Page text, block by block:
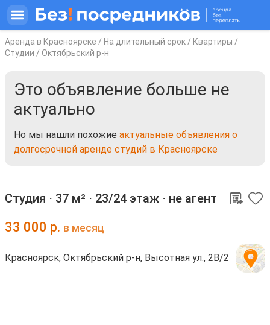
Аренда в Красноярске / На длительный срок / Квартиры /
Студии / Октябрьский р-н
Это объявление больше не
актуально
Но мы нашли похожие актуальные объявления о
долгосрочной аренде студий в Красноярске
Студия ⋅ 37 м² ⋅ 23/24 этаж ⋅ не агент
33 000 р. в месяц
Красноярск, Октябрьский р-н, Высотная ул., 2В/2